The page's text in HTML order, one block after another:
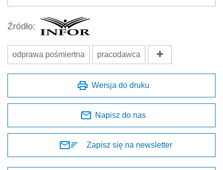
Źródło:
odprawa pośmiertna pracodawca
Wersja do druku
Napisz do nas
Zapisz się na newsletter